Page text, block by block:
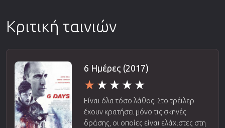
Κριτική ταινιών
6 Ημέρες (2017)
Είναι όλα τόσο λάθος. Στο τρέιλερ
έχουν κρατήσει μόνο τις σκηνές
δράσης, οι οποίες είναι ελάχιστες στη